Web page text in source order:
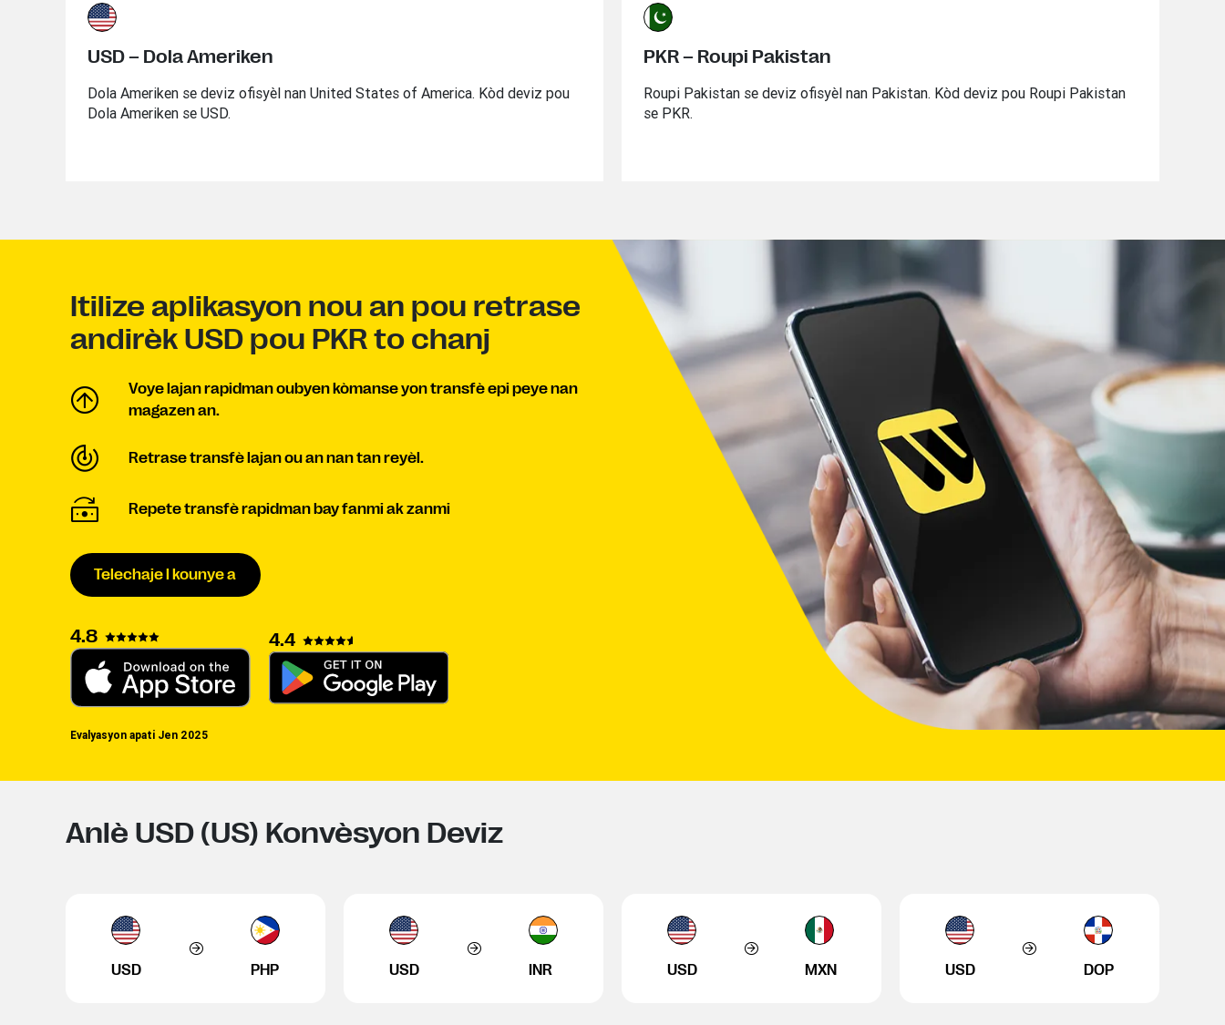
USD – Dola Ameriken
Dola Ameriken se deviz ofisyèl nan United States of America. Kòd deviz pou
Dola Ameriken se USD.
PKR – Roupi Pakistan
Roupi Pakistan se deviz ofisyèl nan Pakistan. ‌Kòd deviz pou Roupi Pakistan
se PKR.
Itilize aplikasyon nou an pou retrase
andirèk USD pou PKR to chanj
Voye lajan rapidman oubyen kòmanse yon transfè epi peye nan
magazen an.
Retrase transfè lajan ou an nan tan reyèl.
Repete transfè rapidman bay fanmi ak zanmi
Telechaje l kounye a
4.8 4.4
Evalyasyon apati Jen 2025
Anlè USD (US) Konvèsyon Deviz
USD PHP USD INR USD MXN USD DOP